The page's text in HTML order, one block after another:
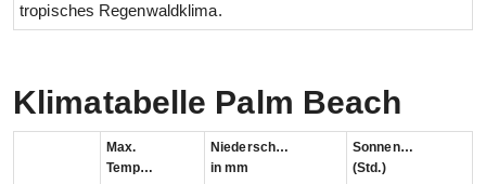
tropisches Regenwaldklima.
Klimatabelle Palm Beach
Max.
Temperatur
Niederschlag
in mm
Sonnenstunden
(Std.)